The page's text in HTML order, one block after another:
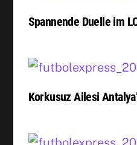
Spannende Duelle im
Korkusuz Ailesi